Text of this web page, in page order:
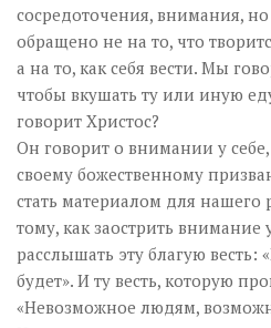
сосредоточения, внимания,
обращено не на то, что
а на то, как себя вести. Мы
чтобы вкушать ту или иную
говорит Христос?
Он говорит о внимании у
своему божественному
стать материалом для
тому, как заострить внимание
расслышать эту благую
будет». И ту весть, которую
«Невозможное людям,